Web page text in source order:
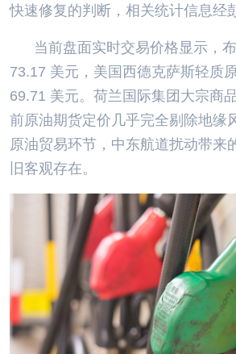
快速修复的判断，相关统计信息经
当前盘面实时交易价格显示，
73.17 美元，美国西德克萨斯轻质
69.71 美元。荷兰国际集团大宗商
前原油期货定价几乎完全剔除地缘
原油贸易环节，中东航道扰动带来
旧客观存在。